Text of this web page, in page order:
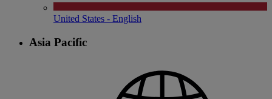
United States - English
Asia Pacific